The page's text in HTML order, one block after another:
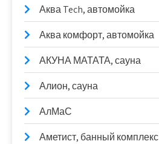
Аква Tech, автомойка
Аква комфорт, автомойка
АКУНА МАТАТА, сауна
Алион, сауна
АлМаС
Аметист, банный комплекс